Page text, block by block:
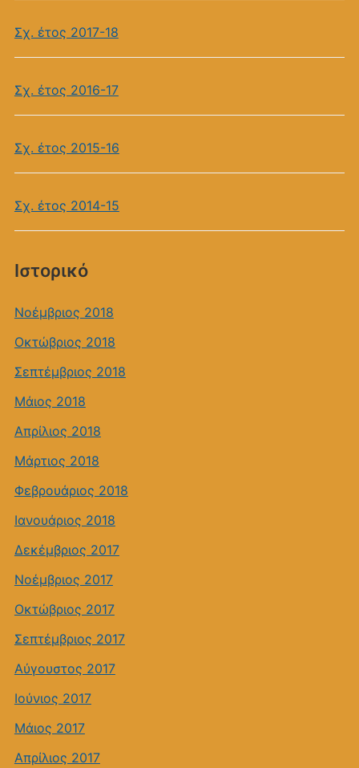
Σχ. έτος 2017-18
Σχ. έτος 2016-17
Σχ. έτος 2015-16
Σχ. έτος 2014-15
Ιστορικό
Νοέμβριος 2018
Οκτώβριος 2018
Σεπτέμβριος 2018
Μάιος 2018
Απρίλιος 2018
Μάρτιος 2018
Φεβρουάριος 2018
Ιανουάριος 2018
Δεκέμβριος 2017
Νοέμβριος 2017
Οκτώβριος 2017
Σεπτέμβριος 2017
Αύγουστος 2017
Ιούνιος 2017
Μάιος 2017
Απρίλιος 2017